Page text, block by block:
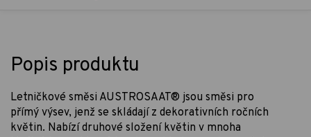
Popis produktu
Letničkové směsi AUSTROSAAT® jsou směsi pro
přímý výsev, jenž se skládají z dekorativních ročních
květin. Nabízí druhové složení květin v mnoha